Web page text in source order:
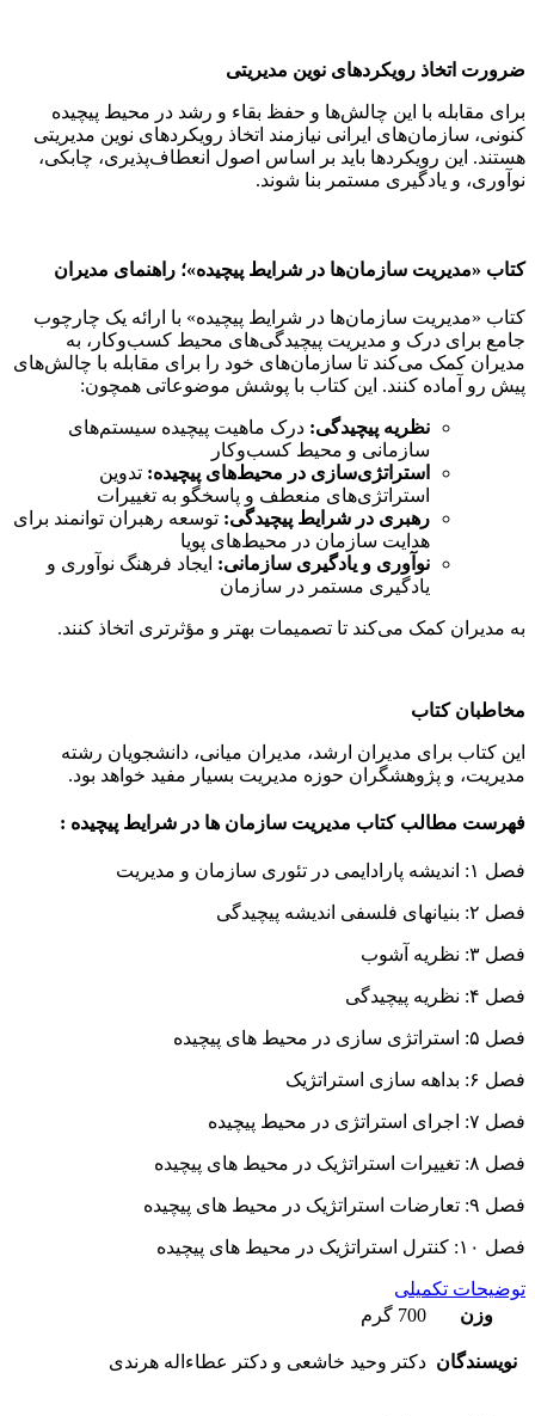
ضرورت اتخاذ رویکردهای نوین مدیریتی
برای مقابله با این چالش‌ها و حفظ بقاء و رشد در محیط پیچیده
کنونی، سازمان‌های ایرانی نیازمند اتخاذ رویکردهای نوین مدیریتی
هستند. این رویکردها باید بر اساس اصول انعطاف‌پذیری، چابکی،
نوآوری، و یادگیری مستمر بنا شوند.
کتاب «مدیریت سازمان‌ها در شرایط پیچیده»؛ راهنمای مدیران
کتاب «مدیریت سازمان‌ها در شرایط پیچیده» با ارائه یک چارچوب
جامع برای درک و مدیریت پیچیدگی‌های محیط کسب‌وکار، به
مدیران کمک می‌کند تا سازمان‌های خود را برای مقابله با چالش‌های
پیش رو آماده کنند. این کتاب با پوشش موضوعاتی همچون:
نظریه پیچیدگی: درک ماهیت پیچیده سیستم‌های
سازمانی و محیط کسب‌وکار
استراتژی‌سازی در محیط‌های پیچیده: تدوین
استراتژی‌های منعطف و پاسخگو به تغییرات
رهبری در شرایط پیچیدگی: توسعه رهبران توانمند برای
هدایت سازمان در محیط‌های پویا
نوآوری و یادگیری سازمانی: ایجاد فرهنگ نوآوری و
یادگیری مستمر در سازمان
به مدیران کمک می‌کند تا تصمیمات بهتر و مؤثرتری اتخاذ کنند.
مخاطبان کتاب
این کتاب برای مدیران ارشد، مدیران میانی، دانشجویان رشته
مدیریت، و پژوهشگران حوزه مدیریت بسیار مفید خواهد بود.
فهرست مطالب کتاب مدیریت سازمان ها در شرایط پیچیده :
فصل ۱: اندیشه پارادایمی در تئوری سازمان و مدیریت
فصل ۲: بنیانهای فلسفی اندیشه پیچیدگی
فصل ۳: نظریه آشوب
فصل ۴: نظریه پیچیدگی
فصل ۵: استراتژی سازی در محیط های پیچیده
فصل ۶: بداهه سازی استراتژیک
فصل ۷: اجرای استراتژی در محیط پیچیده
فصل ۸: تغییرات استراتژیک در محیط های پیچیده
فصل ۹: تعارضات استراتژیک در محیط های پیچیده
فصل ۱۰: کنترل استراتژیک در محیط های پیچیده
توضیحات تکمیلی
وزن
700 گرم
نویسندگان دکتر وحید خاشعی و دکتر عطاءاله هرندی